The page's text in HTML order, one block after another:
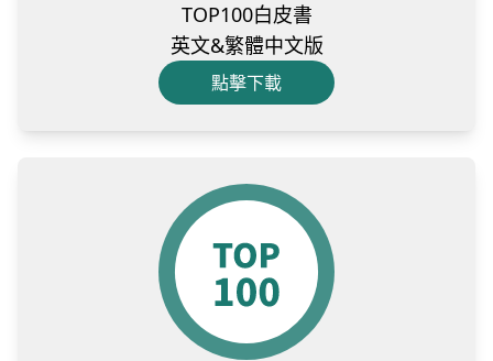
TOP100白皮書
英文&繁體中文版
點擊下載